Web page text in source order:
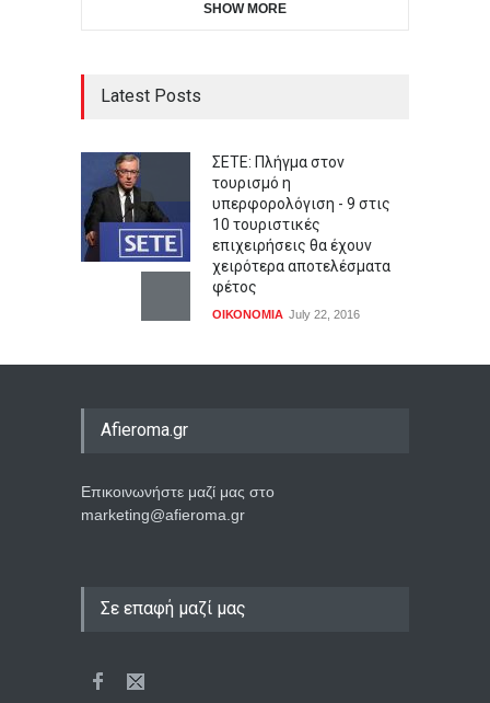
SHOW MORE
Latest Posts
ΣΕΤΕ: Πλήγμα στον
τουρισμό η
υπερφορολόγιση - 9 στις
10 τουριστικές
επιχειρήσεις θα έχουν
χειρότερα αποτελέσματα
φέτος
ΟΙΚΟΝΟΜΙΑ July 22, 2016
Afieroma.gr
Επικοινωνήστε μαζί μας στο
marketing@afieroma.gr
Σε επαφή μαζί μας